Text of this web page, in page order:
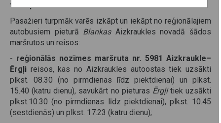
transportu.
Pasažieri turpmāk varēs izkāpt un iekāpt no reģionālajiem
autobusiem pieturā BlankasAizkraukles novadā šādos
maršrutos un reisos:
- reģionālās nozīmes maršruta nr. 5981 Aizkraukle–
Ērgļi reisos, kas no Aizkraukles autoostas tiek uzsākti
plkst. 08.30 (no pirmdienas līdz piektdienai) un plkst.
15.40 (katru dienu), savukārt no pieturas Ērgļitiek uzsākti
plkst.10.30 (no pirmdienas līdz piektdienai), plkst. 10.45
(sestdienās) un plkst. 17.23 (katru dienu);